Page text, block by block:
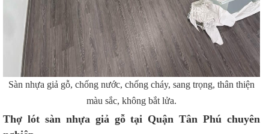
Sàn nhựa giả gỗ, chống nước, chống cháy, sang trọng, thân thiện
màu sắc, không bắt lửa.
Thợ lót sàn nhựa giả gỗ tại Quận Tân Phú chuyên